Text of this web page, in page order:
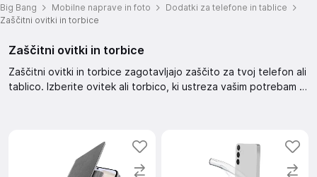
Big Bang Mobilne naprave in foto
Dodatki za telefone in tablice
Zaščitni ovitki in torbice
Zaščitni ovitki in torbice
Zaščitni ovitki in torbice zagotavljajo zaščito za tvoj telefon ali
tablico. Izberite ovitek ali torbico, ki ustreza vašim potrebam in